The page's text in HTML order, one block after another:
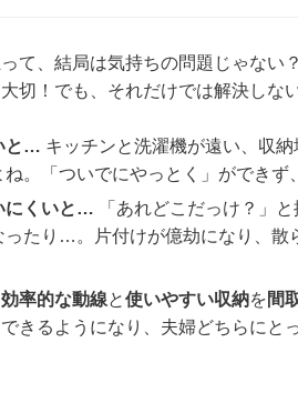
って、結局は気持ちの問題じゃな
切！でも、それだけでは解決しな
と… キッチンと洗濯機が遠い、収
ね。「ついでにやっとく」ができず
にくいと… 「あれどこだっけ？」
ったり…。片付けが億劫になり、散
効率的な動線と使いやすい収納を間
きるようになり、夫婦どちらにと